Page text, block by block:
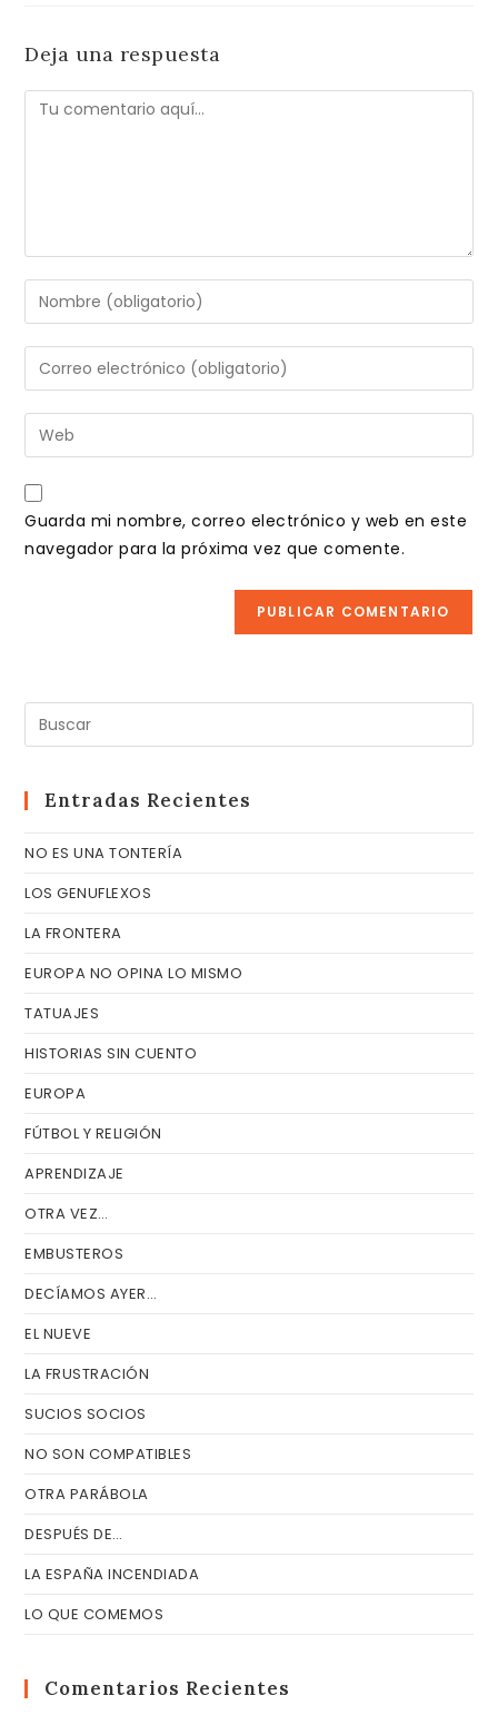
Deja una respuesta
Comentario
Introduce
tu
nombre
de
usuario
para
comentar
Introduce
tu
dirección
de
electrónico
para
comentar
Introduce
la
URL
de
Guarda mi nombre, correo electrónico y web en este
navegador para la próxima vez que comente.
Entradas Recientes
NO ES UNA TONTERÍA
LOS GENUFLEXOS
LA FRONTERA
EUROPA NO OPINA LO MISMO
TATUAJES
HISTORIAS SIN CUENTO
EUROPA
FÚTBOL Y RELIGIÓN
APRENDIZAJE
OTRA VEZ…
EMBUSTEROS
DECÍAMOS AYER…
EL NUEVE
LA FRUSTRACIÓN
SUCIOS SOCIOS
NO SON COMPATIBLES
OTRA PARÁBOLA
DESPUÉS DE…
LA ESPAÑA INCENDIADA
LO QUE COMEMOS
Comentarios Recientes